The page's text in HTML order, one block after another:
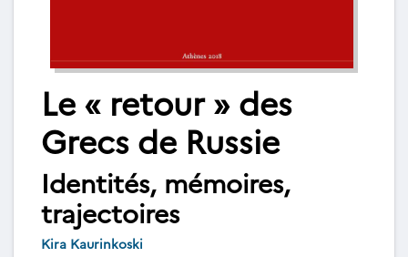
Le « retour » des
Grecs de Russie
Identités, mémoires,
trajectoires
Kira Kaurinkoski